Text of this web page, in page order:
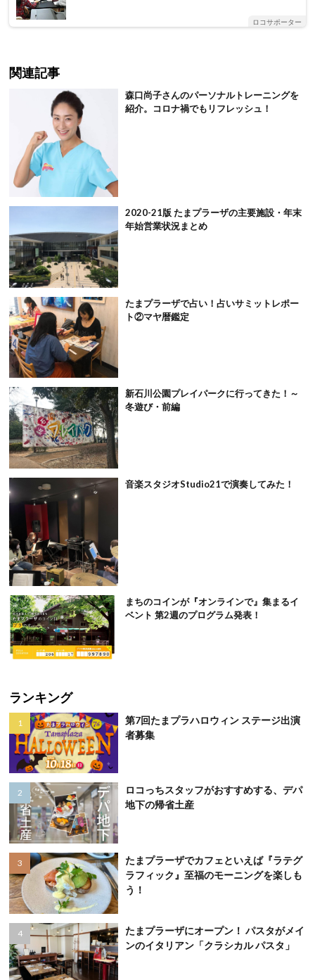
ロコサポーター
関連記事
森口尚子さんのパーソナルトレーニングを
紹介。コロナ禍でもリフレッシュ！
2020-21版 たまプラーザの主要施設・年末
年始営業状況まとめ
たまプラーザで占い！占いサミットレポー
ト②マヤ暦鑑定
新石川公園プレイパークに行ってきた！～
冬遊び・前編
音楽スタジオStudio21で演奏してみた！
まちのコインが『オンラインで』集まるイ
ベント 第2週のプログラム発表！
ランキング
第7回たまプラハロウィン ステージ出演
者募集
ロコっちスタッフがおすすめする、デパ
地下の帰省土産
たまプラーザでカフェといえば『ラテグ
ラフィック』至福のモーニングを楽しも
う！
たまプラーザにオープン！ パスタがメイ
ンのイタリアン「クラシカル パスタ」